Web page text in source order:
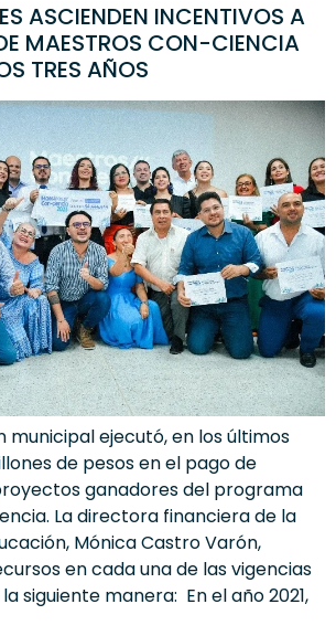
ASCIENDEN INCENTIVOS A
MAESTROS CON-CIENCIA
TRES AÑOS
municipal ejecutó, en los últimos
de pesos en el pago de
ganadores del programa
La directora financiera de la
Mónica Castro Varón,
en cada una de las vigencias
siguiente manera: En el año 2021,